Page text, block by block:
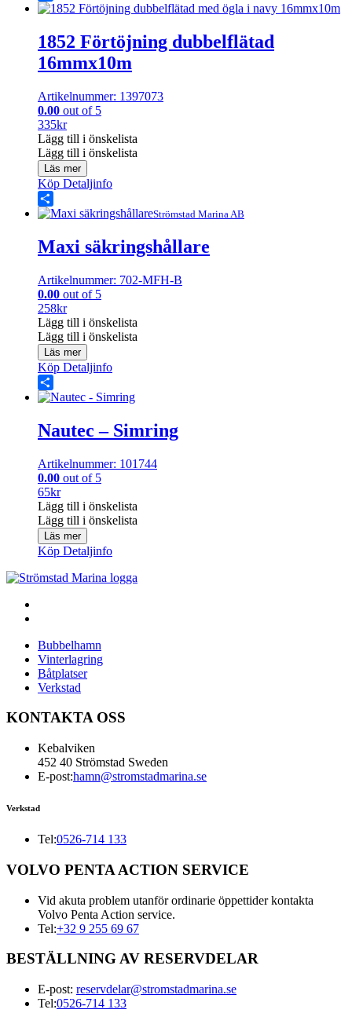
Share
1852 Förtöjning dubbelflätad
16mmx10m
Artikelnummer: 1397073
0.00 out of 5
335kr
Lägg till i önskelista
Lägg till i önskelista
Läs mer
Köp Detaljinfo
Share Strömstad Marina AB
Maxi säkringshållare
Artikelnummer: 702-MFH-B
0.00 out of 5
258kr
Lägg till i önskelista
Lägg till i önskelista
Läs mer
Köp Detaljinfo
Share
Nautec – Simring
Artikelnummer: 101744
0.00 out of 5
65kr
Lägg till i önskelista
Lägg till i önskelista
Läs mer
Köp Detaljinfo
Bubbelhamn
Vinterlagring
Båtplatser
Verkstad
KONTAKTA OSS
Kebalviken
452 40 Strömstad Sweden
E-post:hamn@stromstadmarina.se
Verkstad
Tel:0526-714 133
VOLVO PENTA ACTION SERVICE
Vid akuta problem utanför ordinarie öppettider kontakta
Volvo Penta Action service.
Tel:+32 9 255 69 67
BESTÄLLNING AV RESERVDELAR
E-post: reservdelar@stromstadmarina.se
Tel:0526-714 133